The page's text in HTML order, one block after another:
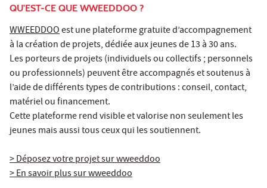
QU'EST-CE QUE WWEEDDOO ?
WWEEDDOOest une plateforme gratuite d’accompagnement
à la création de projets, dédiée aux jeunes de 13 à 30 ans.
Les porteurs de projets (individuels ou collectifs ; personnels
ou professionnels) peuvent être accompagnés et soutenus à
l’aide de différents types de contributions : conseil, contact,
matériel ou financement.
Cette plateforme rend visible et valorise non seulement les
jeunes mais aussi tous ceux qui les soutiennent.
> Déposez votre projet sur wweeddoo
> En savoir plus sur wweeddoo